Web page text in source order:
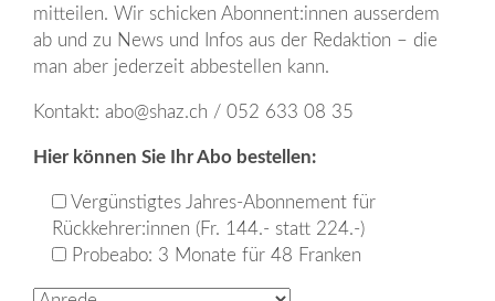
mitteilen. Wir schicken Abonnent:innen ausserdem
ab und zu News und Infos aus der Redaktion – die
man aber jederzeit abbestellen kann.
Kontakt: abo@shaz.ch / 052 633 08 35
Hier können Sie Ihr Abo bestellen:
Vergünstigtes Jahres-Abonnement für
Rückkehrer:innen (Fr. 144.- statt 224.-)
Probeabo: 3 Monate für 48 Franken